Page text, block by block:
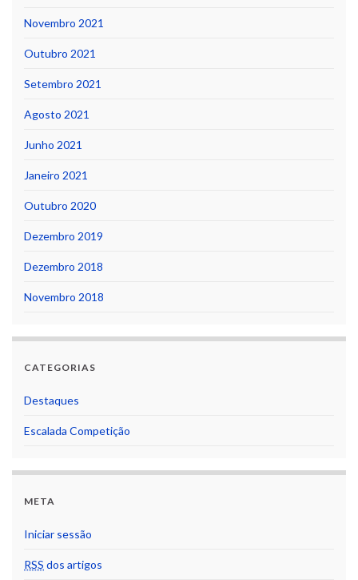
Novembro 2021
Outubro 2021
Setembro 2021
Agosto 2021
Junho 2021
Janeiro 2021
Outubro 2020
Dezembro 2019
Dezembro 2018
Novembro 2018
CATEGORIAS
Destaques
Escalada Competição
META
Iniciar sessão
RSS dos artigos